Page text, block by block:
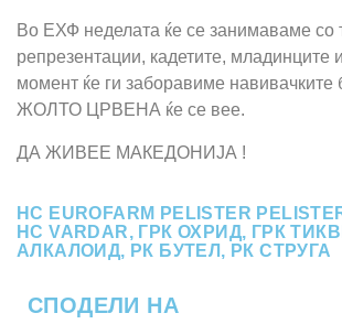
Во ЕХФ неделата ќе се занимаваме со
репрезентации, кадетите, младинците
момент ќе ги заборавиме
ЖОЛТО ЦРВЕНА ќе се вее.
ДА ЖИВЕЕ МАКЕДОНИЈА !
HC EUROFARM PELISTER
HC VARDAR, ГРК ОХРИД, ГРК
АЛКАЛОИД, РК БУТЕЛ , РК СТРУГА
СПОДЕЛИ НА